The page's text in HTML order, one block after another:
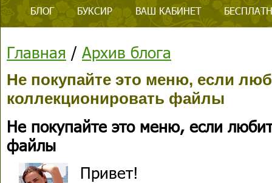
БЛОГ БУКСИР ВАШ КАБИНЕТ
Главная / Архив блога
Не покупайте это меню, если
коллекционировать файлы
Не покупайте это меню, если
файлы
Привет!